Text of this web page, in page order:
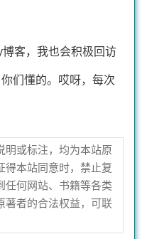
客，我也会积极回访
们懂的。哎呀，每次
明或标注，均为本站原
得本站同意时，禁止复
任何网站、书籍等各类
著者的合法权益，可联